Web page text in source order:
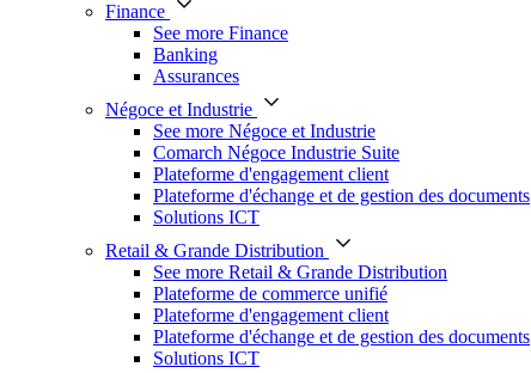
Finance
See more Finance
Banking
Assurances
Négoce et Industrie
See more Négoce et Industrie
Comarch Négoce Industrie Suite
Plateforme d'engagement client
Plateforme d'échange et de gestion des documents
Solutions ICT
Retail & Grande Distribution
See more Retail & Grande Distribution
Plateforme de commerce unifié
Plateforme d'engagement client
Plateforme d'échange et de gestion des documents
Solutions ICT